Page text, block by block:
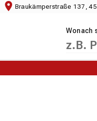
Braukämperstraße 137,
Wonach